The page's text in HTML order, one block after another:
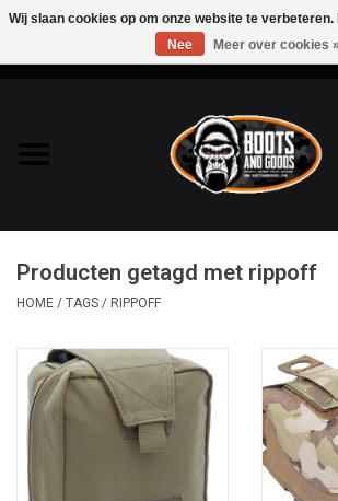
Bags & Packs
Bescherming
Lampen
Messen & Multitools
Schoenen
Producten getagd met rippoff
HOME / TAGS / RIPPOFF
Wij slaan cookies op om onze website te
Nee
Meer over cookies »